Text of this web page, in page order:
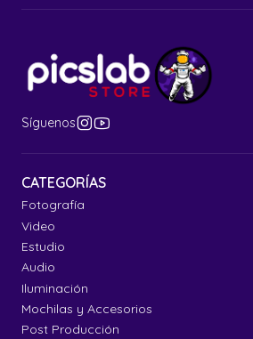
Síguenos
CATEGORÍAS
Fotografía
Video
Estudio
Audio
Iluminación
Mochilas y Accesorios
Post Producción